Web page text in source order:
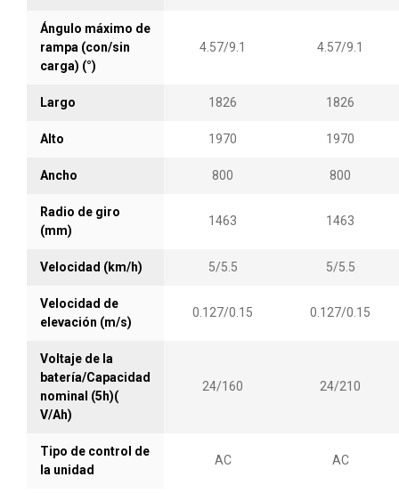
Ángulo máximo de
rampa (con/sin
carga) (°)
4.57/9.1 4.57/9.1
Largo 1826 1826
Alto 1970 1970
Ancho 800 800
Radio de giro
(mm)
1463 1463
Velocidad (km/h) 5/5.5 5/5.5
Velocidad de
elevación (m/s)
0.127/0.15 0.127/0.15
Voltaje de la
batería/Capacidad
nominal (5h)(
V/Ah)
24/160 24/210
Tipo de control de
la unidad
AC AC